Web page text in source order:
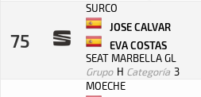
75
SURCO
JOSE CALVAR
EVA COSTAS
SEAT MARBELLA GL
Grupo H Categoría 3
MOECHE